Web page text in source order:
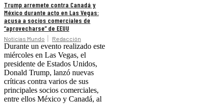
Trump arremete contra Canadá y
México durante acto en Las Vegas:
acusa a socios comerciales de
“aprovecharse” de EEUU
Noticias Mundo Redacción
Durante un evento realizado este
miércoles en Las Vegas, el
presidente de Estados Unidos,
Donald Trump, lanzó nuevas
críticas contra varios de sus
principales socios comerciales,
entre ellos México y Canadá, al